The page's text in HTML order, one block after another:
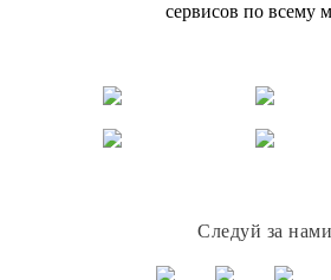
сервисов по всему
Следуй за нами